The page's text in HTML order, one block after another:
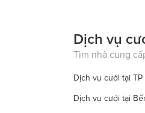
Dịch vụ
Tìm nhà cung
Dịch vụ cưới tại
Dịch vụ cưới tại